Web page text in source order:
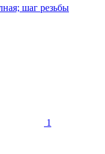
шаг резьбы
1